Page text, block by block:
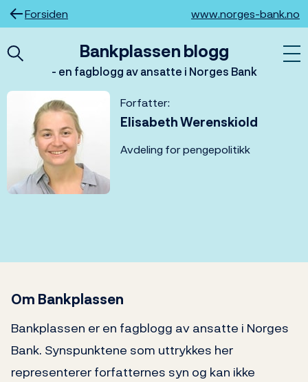
Hopp
til
Forsiden www.norges-bank.no
Bankplassen blogg
- en fagblogg av ansatte i Norges Bank
Forfatter:
Elisabeth Werenskiold
Avdeling for pengepolitikk
Om Bankplassen
Bankplassen er en fagblogg av ansatte i Norges
Bank. Synspunktene som uttrykkes her
representerer forfatternes syn og kan ikke